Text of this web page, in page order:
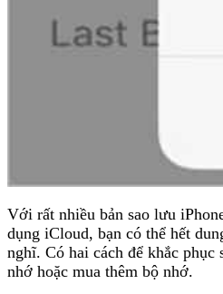
Với rất nhiều bản sao lưu
dụng iCloud, bạn có thể hết
nghĩ. Có hai cách để khắc phục
nhớ hoặc mua thêm bộ nhớ.